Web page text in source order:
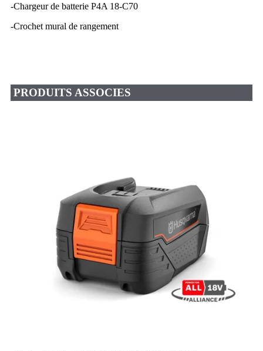
-Chargeur de batterie P4A 18-C70
-Crochet mural de rangement
PRODUITS ASSOCIES